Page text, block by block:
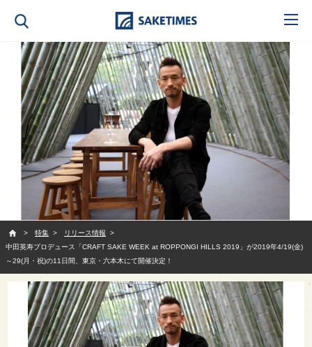
特集
リリース情報
中田英寿プロデュース「CRAFT SAKE WEEK at ROPPONGI HILLS 2019」が2019年4/19(金)
～29(月・祝)の11日間、東京・六本木にて開催決定！